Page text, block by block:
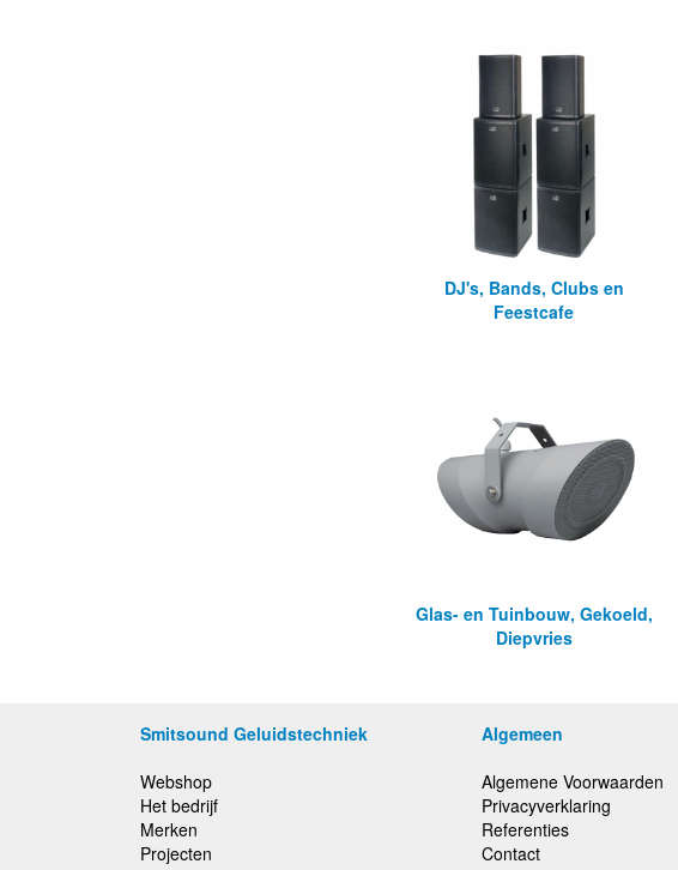
DJ's, Bands, Clubs en
Feestcafe
Glas- en Tuinbouw, Gekoeld,
Diepvries
Smitsound Geluidstechniek
Webshop
Het bedrijf
Merken
Projecten
Algemeen
Algemene Voorwaarden
Privacyverklaring
Referenties
Contact